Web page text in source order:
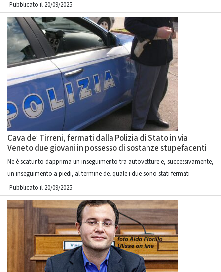
Pubblicato il 20/09/2025
Cava de’ Tirreni, fermati dalla Polizia di Stato in via
Veneto due giovani in possesso di sostanze stupefacenti
Ne è scaturito dapprima un inseguimento tra autovetture e, successivamente,
un inseguimento a piedi, al termine del quale i due sono stati fermati
Pubblicato il 20/09/2025